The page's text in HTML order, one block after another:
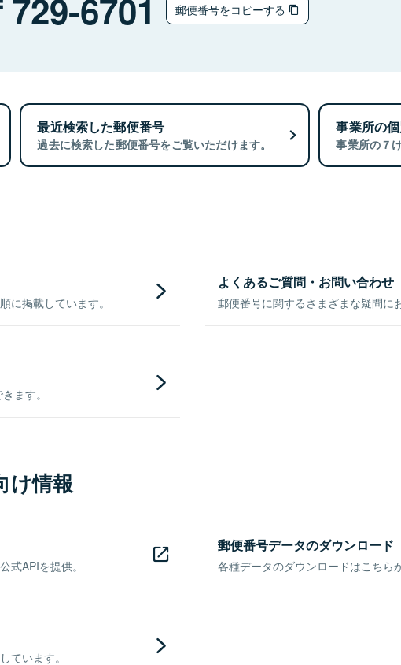
729-6701 郵便番号をコピーする
最近検索した郵便番号
過去に検索した郵便番号をご覧いただけます。
事業所の
事業所の７
に掲載しています。
よくあるご質問・お問い合わせ
郵便番号に関するさまざまな疑問に
ます。
け情報
式APIを提供。
郵便番号データのダウンロード
各種データのダウンロードはこちら
ています。